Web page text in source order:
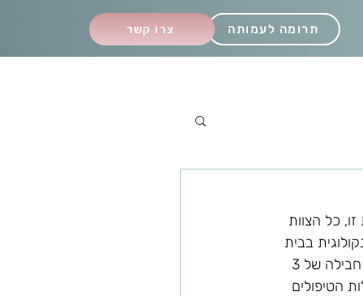
תרומה לעמותה צרו קשר
כל הצוות
בבית
הטיפולים